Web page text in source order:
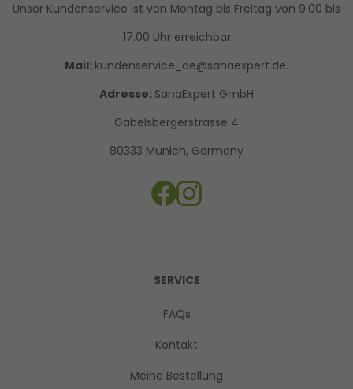
Unser Kundenservice ist von Montag bis Freitag von 9.00 bis
17.00 Uhr erreichbar
Mail: kundenservice_de@sanaexpert.de.
Adresse: SanaExpert GmbH
Gabelsbergerstrasse 4
80333 Munich, Germany
SERVICE
FAQs
Kontakt
Meine Bestellung